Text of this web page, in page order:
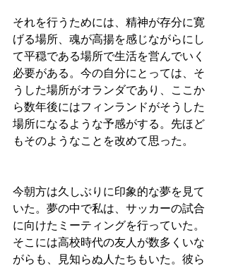
それを行うためには、精神が存分に寛
げる場所、魂が高揚を感じながらにし
て平穏である場所で生活を営んでいく
必要がある。今の自分にとっては、そ
うした場所がオランダであり、ここか
ら数年後にはフィンランドがそうした
場所になるような予感がする。先ほど
もそのようなことを改めて思った。
今朝方は久しぶりに印象的な夢を見て
いた。夢の中で私は、サッカーの試合
に向けたミーティングを行っていた。
そこには高校時代の友人が数多くいな
がらも、見知らぬ人たちもいた。彼ら